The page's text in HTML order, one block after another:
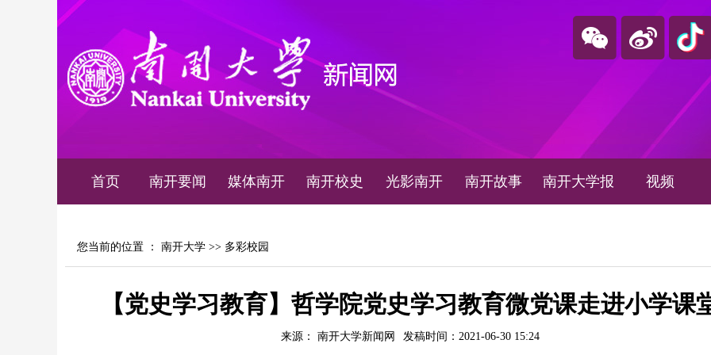
首页 南开要闻 媒体南开 南开校史 光影南开 南开故事 南开大学报 视频
您当前的位置 ： 南开大学 >> 多彩校园
【党史学习教育】哲学院党史学习教育微党课走进小学课
来源： 南开大学新闻网 发稿时间：2021-06-30 15:24